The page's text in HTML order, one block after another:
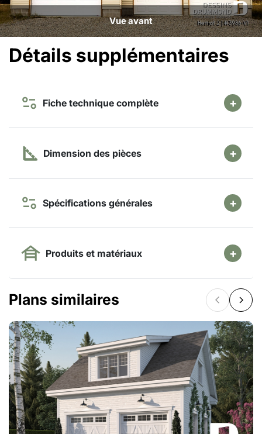
Vue avant
Détails supplémentaires
Fiche technique complète
Dimension des pièces
Spécifications générales
Produits et matériaux
Plans similaires